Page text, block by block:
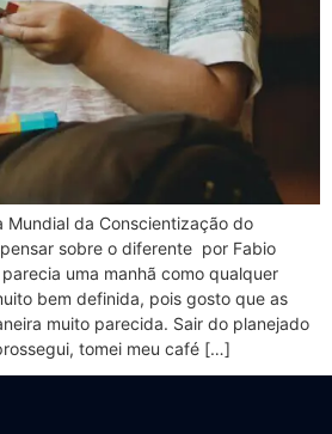
Mundial da Conscientização do
sobre o diferente por Fabio
uma manhã como qualquer
bem definida, pois gosto que as
muito parecida. Sair do planejado
tomei meu café […]